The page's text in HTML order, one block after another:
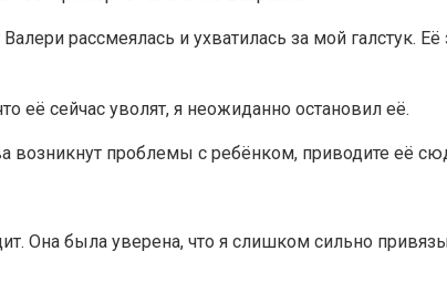
рассмеялась и ухватилась за мой галстук.
её сейчас уволят, я неожиданно остановил её.
возникнут проблемы с ребёнком, приводите её
Она была уверена, что я слишком сильно